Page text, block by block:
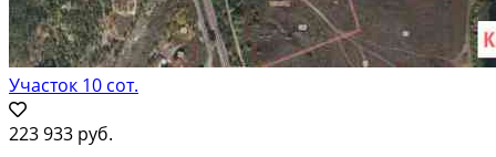
Участок 10 сот.
223 933 руб.